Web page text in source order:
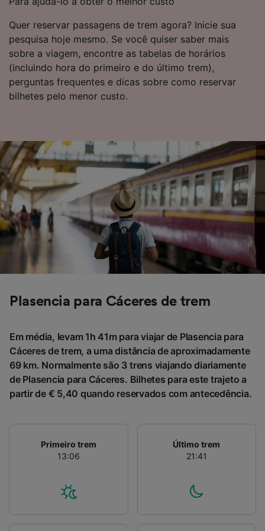
Quer reservar passagens de trem agora? Inicie sua
pesquisa hoje mesmo. Se você quiser saber mais
sobre a viagem, encontre as tabelas de horários
(incluindo hora do primeiro e do último trem),
perguntas frequentes e dicas sobre como reservar
bilhetes pelo menor custo.
Plasencia para Cáceres de trem
Em média, levam 1h 41m para viajar de Plasencia para
Cáceres de trem, a uma distância de aproximadamente
69 km. Normalmente são 3 trens viajando diariamente
de Plasencia para Cáceres. Bilhetes para este trajeto a
partir de € 5,40 quando reservados com antecedência.
Primeiro trem
13:06
Último trem
21:41
não serão utilizados para fins de rastreamento
se você tiver pedido para não ser rastreado.
Nós e nossos parceiros processamos os
dados para fornecer:
Usar dados exatos de geolocalização.
Verificar ativamente as características do
dispositivo para identificação. Armazenar e/ou
de público e desenvolvimento de serviços..
Lista de parceiros (fornecedores)